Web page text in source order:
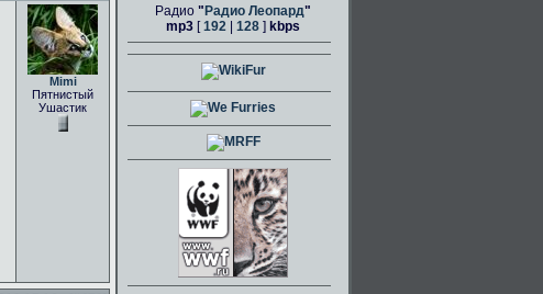
Mimi
Пятнистый
Ушастик
Радио " Радио Леопард"
mp3 [192 128 ] kbps